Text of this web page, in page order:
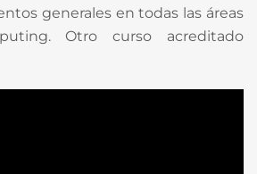
generales en todas las áreas
Otro curso acreditado